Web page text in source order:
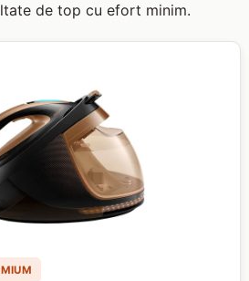
de top cu efort minim.